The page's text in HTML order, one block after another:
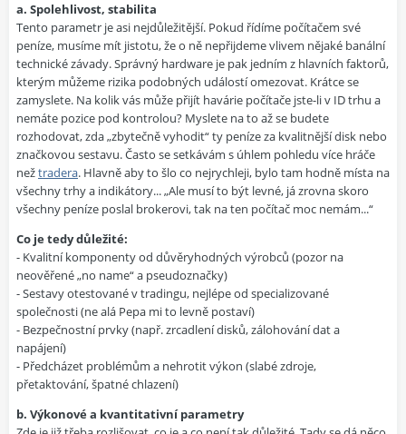
a. Spolehlivost, stabilita
Tento parametr je asi nejdůležitější. Pokud řídíme počítačem své
peníze, musíme mít jistotu, že o ně nepřijdeme vlivem nějaké banální
technické závady. Správný hardware je pak jedním z hlavních faktorů,
kterým můžeme rizika podobných událostí omezovat. Krátce se
zamyslete. Na kolik vás může přijít havárie počítače jste-li v ID trhu a
nemáte pozice pod kontrolou? Myslete na to až se budete
rozhodovat, zda „zbytečně vyhodit“ ty peníze za kvalitnější disk nebo
značkovou sestavu. Často se setkávám s úhlem pohledu více hráče
nežtradera. Hlavně aby to šlo co nejrychleji, bylo tam hodně místa na
všechny trhy a indikátory... „Ale musí to být levné, já zrovna skoro
všechny peníze poslal brokerovi, tak na ten počítač moc nemám...“
Co je tedy důležité:
- Kvalitní komponenty od důvěryhodných výrobců (pozor na
neověřené „no name“ a pseudoznačky)
- Sestavy otestované v tradingu, nejlépe od specializované
společnosti (ne alá Pepa mi to levně postaví)
- Bezpečnostní prvky (např. zrcadlení disků, zálohování dat a
napájení)
- Předcházet problémům a nehrotit výkon (slabé zdroje,
přetaktování, špatné chlazení)
b. Výkonové a kvantitativní parametry